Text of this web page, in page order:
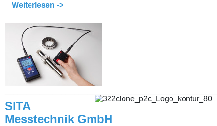
Weiterlesen ->
SITA
Messtechnik GmbH